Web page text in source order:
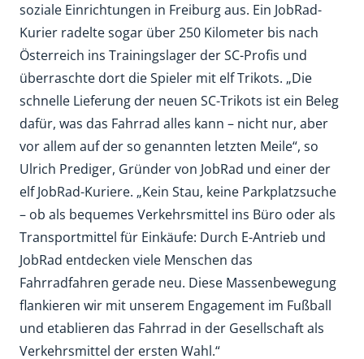
soziale Einrichtungen in Freiburg aus. Ein JobRad-
Kurier radelte sogar über 250 Kilometer bis nach
Österreich ins Trainingslager der SC-Profis und
überraschte dort die Spieler mit elf Trikots. „Die
schnelle Lieferung der neuen SC-Trikots ist ein Beleg
dafür, was das Fahrrad alles kann – nicht nur, aber
vor allem auf der so genannten letzten Meile“, so
Ulrich Prediger, Gründer von JobRad und einer der
elf JobRad-Kuriere. „Kein Stau, keine Parkplatzsuche
– ob als bequemes Verkehrsmittel ins Büro oder als
Transportmittel für Einkäufe: Durch E-Antrieb und
JobRad entdecken viele Menschen das
Fahrradfahren gerade neu. Diese Massenbewegung
flankieren wir mit unserem Engagement im Fußball
und etablieren das Fahrrad in der Gesellschaft als
Verkehrsmittel der ersten Wahl.“